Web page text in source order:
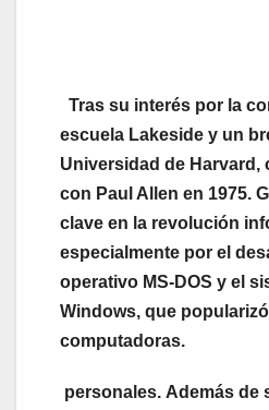
Tras su interés por la
escuela Lakeside y un
Universidad de
con Paul Allen en 1975.
clave en la revolución
especialmente por el
operativo MS-DOS y el
Windows, que
computadoras.
personales. Además de